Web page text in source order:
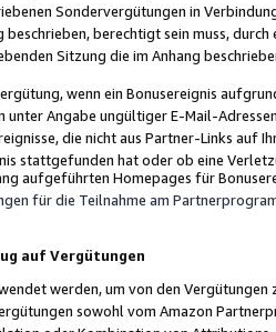
Sondervergütungen in
beschrieben, berechtigt sein muss,
Sitzung die im Anhang
wenn ein Bonusereignis
unter Angabe ungültiger E-Mail-
die nicht aus Partner-Links auf
stattgefunden hat oder ob eine
aufgeführten Homepages für
für die Teilnahme am
auf Vergütungen
werden, um von den
sowohl vom Amazon